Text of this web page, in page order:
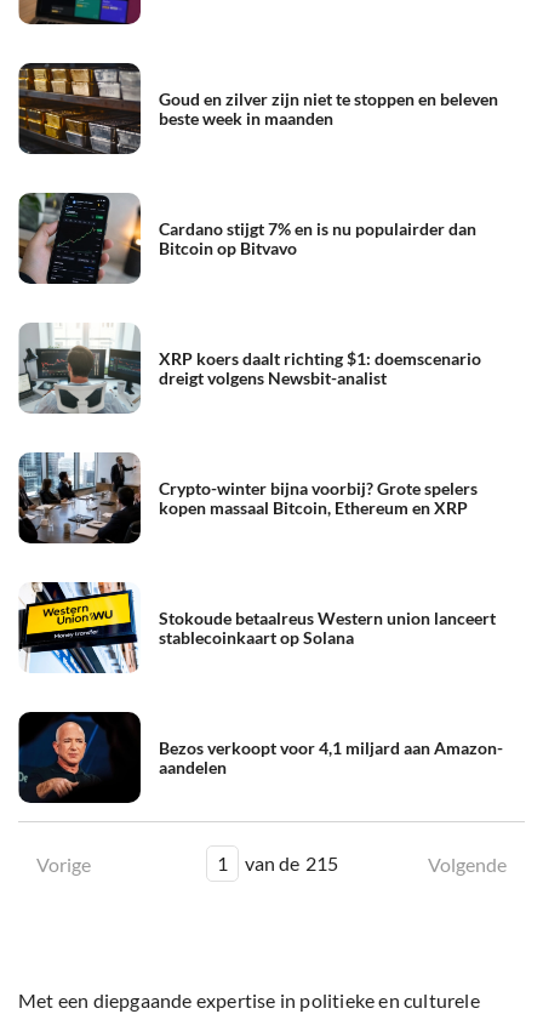
Goud en zilver zijn niet te stoppen en beleven
beste week in maanden
Cardano stijgt 7% en is nu populairder dan
Bitcoin op Bitvavo
XRP koers daalt richting $1: doemscenario
dreigt volgens Newsbit-analist
Crypto-winter bijna voorbij? Grote spelers
kopen massaal Bitcoin, Ethereum en XRP
Stokoude betaalreus Western union lanceert
stablecoinkaart op Solana
Bezos verkoopt voor 4,1 miljard aan Amazon-
aandelen
Vorige 1 van de 215 Volgende
Met een diepgaande expertise in politieke en culturele